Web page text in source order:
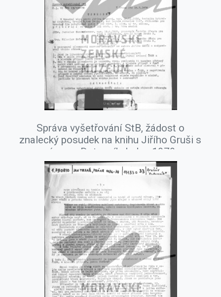
Správa vyšetřování StB, žádost o
znalecký posudek na knihu Jiřího Gruši s
názvem Dotazník, leden 1979.